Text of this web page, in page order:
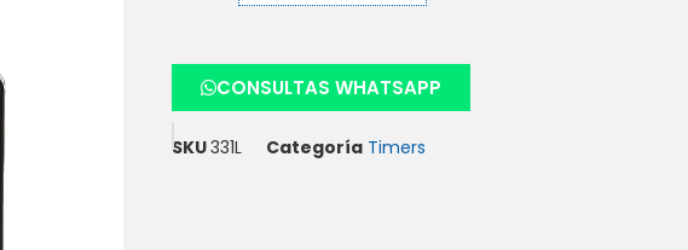
CONSULTAS WHATSAPP
SKU331L Categoría Timers